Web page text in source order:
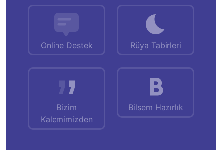
Online Destek Rüya Tabirleri
Bizim
Kalemimizden
Bilsem Hazırlık